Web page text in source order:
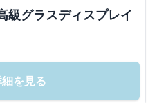
級グラスディスプレイ
を見る